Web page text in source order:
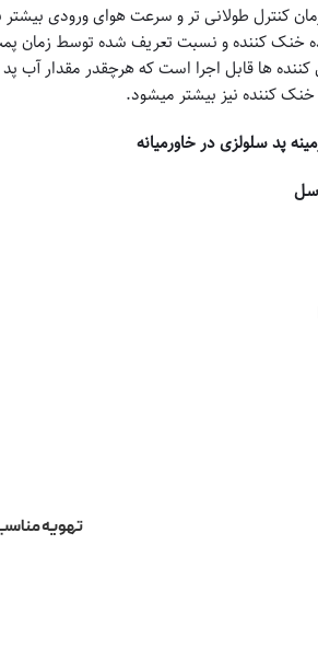
کنترل طولانی تر و سرعت هوای ورودی بیشتر
خنک کننده و نسبت تعریف شده توسط زمان
ها قابل اجرا است که هرچقدر مقدار آب پد
کننده نیز بیشتر میشود.
پد سلولزی در خاورمیانه
سل
تهویه